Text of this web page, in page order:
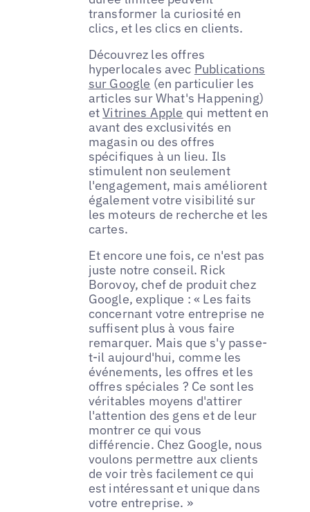
transformer la curiosité en
clics, et les clics en clients.
Découvrez les offres
hyperlocales avec Publications
sur Google (en particulier les
articles sur What's Happening)
etVitrines Apple qui mettent en
avant des exclusivités en
magasin ou des offres
spécifiques à un lieu. Ils
stimulent non seulement
l'engagement, mais améliorent
également votre visibilité sur
les moteurs de recherche et les
cartes.
Et encore une fois, ce n'est pas
juste notre conseil. Rick
Borovoy, chef de produit chez
Google, explique : « Les faits
concernant votre entreprise ne
suffisent plus à vous faire
remarquer. Mais que s'y passe-
t-il aujourd'hui, comme les
événements, les offres et les
offres spéciales ? Ce sont les
véritables moyens d'attirer
l'attention des gens et de leur
montrer ce qui vous
différencie. Chez Google, nous
voulons permettre aux clients
de voir très facilement ce qui
est intéressant et unique dans
votre entreprise. »